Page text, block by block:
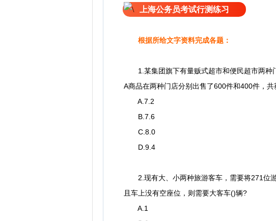
上海公务员考试行测练习
根据所给文字资料完成各题：
1.某集团旗下有量贩式超市和便民超市两
A商品在两种门店分别出售了600件和400件，
A.7.2
B.7.6
C.8.0
D.9.4
2.现有大、小两种旅游客车，需要将271位游
且车上没有空座位，则需要大客车()辆?
A.1